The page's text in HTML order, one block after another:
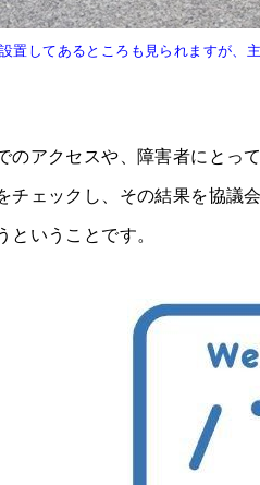
置してあるところも見られますが
のアクセスや、障害者にとっ
チェックし、その結果を協議
ということです。